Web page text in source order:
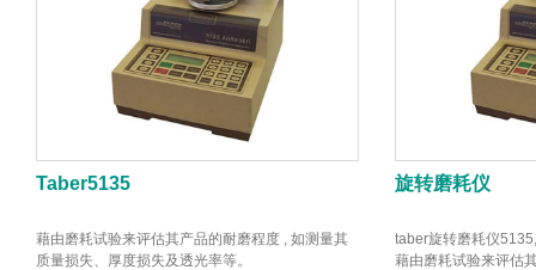
Taber5135
藉由磨耗试验来评估其产品的耐磨程度 , 如测量其
质量损失、厚度损失及透光率等。
旋转磨耗仪
taber旋转磨耗仪
藉由磨耗试验来评估